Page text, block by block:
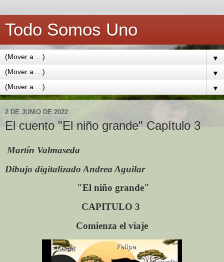
Todo Somos Uno
▼
▼
▼
2 DE JUNIO DE 2022
El cuento "El niño grande" Capítulo 3
Martín Valmaseda
Dibujo digitalizado Andrea Aguilar
"El niño grande"
CAPITULO 3
Comienza el viaje